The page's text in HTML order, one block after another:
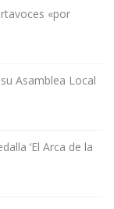
«por
Asamblea Local
‘El Arca de la